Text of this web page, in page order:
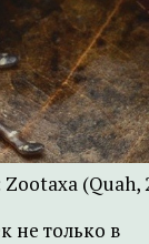
(Quah,
не только в